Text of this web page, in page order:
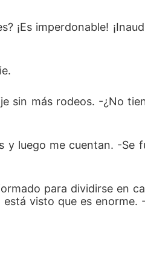
¡Es imperdonable!
sin más rodeos. -¿No
luego me cuentan. -Se
para dividirse en
visto que es enorme.